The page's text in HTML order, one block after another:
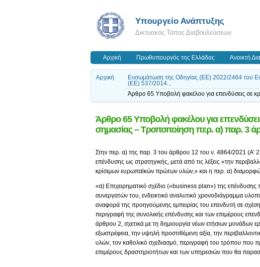
Υπουργείο Ανάπτυξης
Δικτυακός Τόπος Διαβουλεύσεων
Αρχική Πρωθυπουργός της Ελλάδας Ανοικτή
Αρχική
Ενσωμάτωση της Οδηγίας (ΕΕ) 2022/2464 του
(ΕΕ) 537/2014...
Άρθρο 65 Υποβολή φακέλου για επενδύσεις σε
Άρθρο 65 Υποβολή φακέλου για
σημασίας – Τροποποίηση περ. α) παρ. 3
Στην περ. α) της παρ. 3 του άρθρου 12 του ν. 4864/2021 (Α’
επένδυσης ως στρατηγικής, μετά από τις λέξεις «την
κρίσιμων ευρωπαϊκών πρώτων υλών,» και η περ. α)
«α) Επιχειρηματικό σχέδιο («business plan») της επένδυσης
συνεργατών του, ενδεικτικό αναλυτικό χρονοδιάγραμμα
αναφορά της προηγούμενης εμπειρίας του επενδυτή σε
περιγραφή της συνολικής επένδυσης και των επιμέρους
άρθρου 2, σχετικά με τη δημιουργία νέων ετήσιων μονάδων
εξωστρέφεια, την υψηλή προστιθέμενη αξία, την
υλών, τον καθολικό σχεδιασμό, περιγραφή του τρόπου που
επιμέρους δραστηριοτήτων και των υπηρεσιών που θα